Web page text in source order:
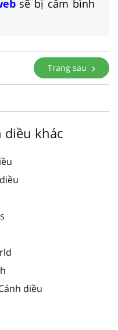
sẽ bị cấm bình
Trang sau
diều khác
diều